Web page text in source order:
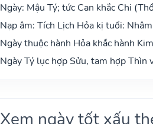
Ngày: Mậu Tý; tức Can khắc Chi
Nạp âm: Tích Lịch Hỏa kị tuổi:
Ngày thuộc hành Hỏa khắc hành
Ngày Tý lục hợp Sửu, tam hợp Thìn
Xem ngày tốt xấu